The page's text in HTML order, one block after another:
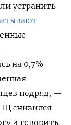
устранить
на 0,7%
подряд, —
снизился
и говорить